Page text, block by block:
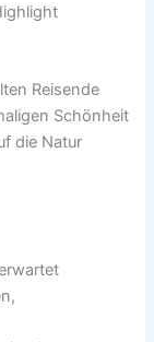
Reisende
Schönheit
d‬ie Natur